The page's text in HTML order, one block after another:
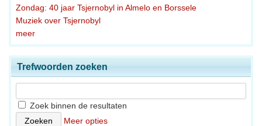
Zondag: 40 jaar Tsjernobyl in Almelo en Borssele
Muziek over Tsjernobyl
meer
Trefwoorden zoeken
Zoek binnen de resultaten
Meer opties